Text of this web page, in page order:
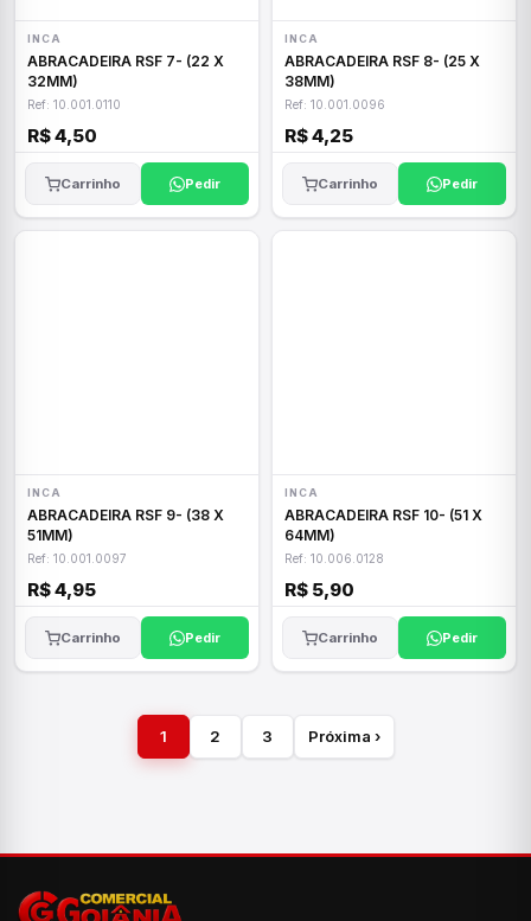
INCA
ABRACADEIRA RSF 7- (22 X
32MM)
Ref: 10.001.0110
R$ 4,50
Carrinho Pedir
INCA
ABRACADEIRA RSF 8- (25 X
38MM)
Ref: 10.001.0096
R$ 4,25
Carrinho Pedir
INCA
ABRACADEIRA RSF 9- (38 X
51MM)
Ref: 10.001.0097
R$ 4,95
Carrinho Pedir
INCA
ABRACADEIRA RSF 10- (51 X
64MM)
Ref: 10.006.0128
R$ 5,90
Carrinho Pedir
1 2 3 Próxima ›